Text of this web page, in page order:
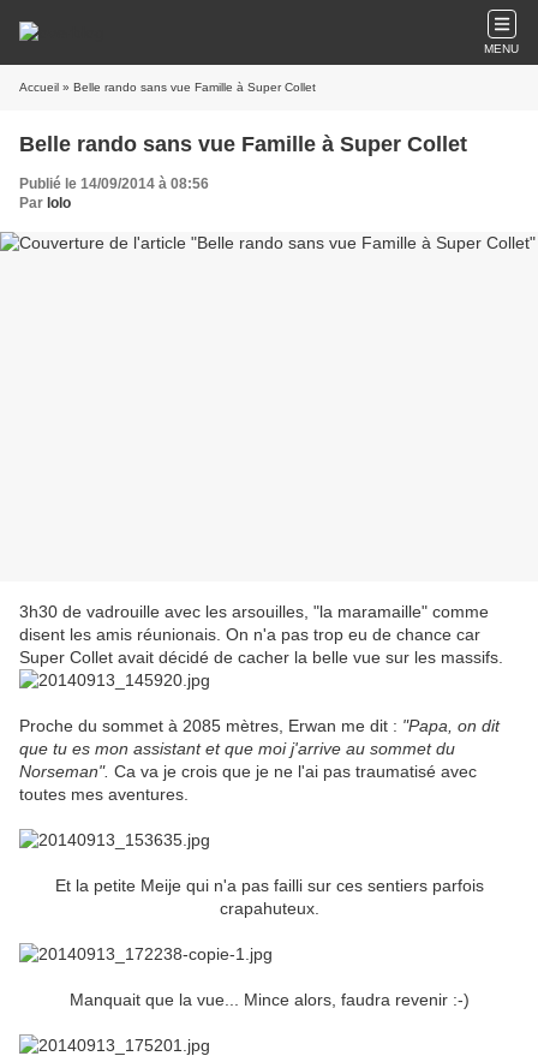
MENU
Accueil » Belle rando sans vue Famille à Super Collet
Belle rando sans vue Famille à Super Collet
Publié le 14/09/2014 à 08:56
Par lolo
3h30 de vadrouille avec les arsouilles, "la maramaille" comme
disent les amis réunionais. On n'a pas trop eu de chance car
Super Collet avait décidé de cacher la belle vue sur les massifs.
Proche du sommet à 2085 mètres, Erwan me dit : "Papa, on dit
que tu es mon assistant et que moi j'arrive au sommet du
Norseman". Ca va je crois que je ne l'ai pas traumatisé avec
toutes mes aventures.
Et la petite Meije qui n'a pas failli sur ces sentiers parfois
crapahuteux.
Manquait que la vue... Mince alors, faudra revenir :-)